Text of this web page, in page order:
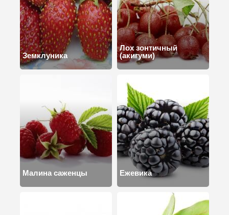
Земклуника
Лох зонтичный
(акигуми)
Малина саженцы Ежевика